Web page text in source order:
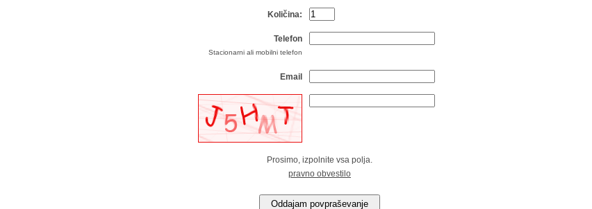
Količina:
Telefon
Stacionarni ali mobilni telefon
Email
Prosimo, izpolnite vsa polja.
pravno obvestilo